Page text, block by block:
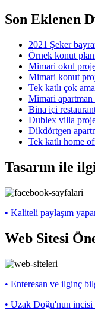
Son Eklenen
2021 Şeker
Örnek konut
Mimari okul
Mimari konut
Tek katlı çok
Mimari apartman
Bina içi
Dublex villa
Dikdörtgen
Tek katlı home
Tasarım ile
• Kaliteli paylaşım
Web Sitesi
• Enteresan ve ilginç
• Uzak Doğu'nun